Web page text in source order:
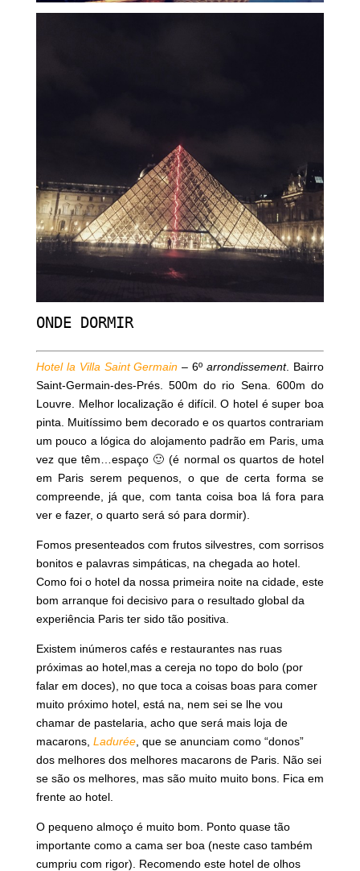
ONDE DORMIR
Hotel la Villa Saint Germain –6ºarrondissement. Bairro
Saint-Germain-des-Prés. 500m do rio Sena. 600m do
Louvre. Melhor localização é difícil. O hotel é super boa
pinta. Muitíssimo bem decorado e os quartos contrariam
um pouco a lógica do alojamento padrão em Paris, uma
vez que têm…espaço 🙂 (é normal os quartos de hotel
em Paris serem pequenos, o que de certa forma se
compreende, já que, com tanta coisa boa lá fora para
ver e fazer, o quarto será só para dormir).
Fomos presenteados com frutos silvestres, com sorrisos
bonitos e palavras simpáticas, na chegada ao hotel.
Como foi o hotel da nossa primeira noite na cidade, este
bom arranque foi decisivo para o resultado global da
experiência Paris ter sido tão positiva.
Existem inúmeros cafés e restaurantes nas ruas
próximas ao hotel,mas a cereja no topo do bolo (por
falar em doces), no que toca a coisas boas para comer
muito próximo hotel, está na, nem sei se lhe vou
chamar de pastelaria, acho que será mais loja de
macarons, Ladurée, que se anunciam como “donos”
dos melhores dos melhores macarons de Paris. Não sei
se são os melhores, mas são muito muito bons. Fica em
frente ao hotel.
O pequeno almoço é muito bom. Ponto quase tão
importante como a cama ser boa (neste caso também
cumpriu com rigor). Recomendo este hotel de olhos